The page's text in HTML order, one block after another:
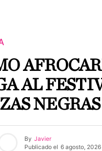
AL
NEGRAS
By Javier
Publicado el 6 agosto, 2026